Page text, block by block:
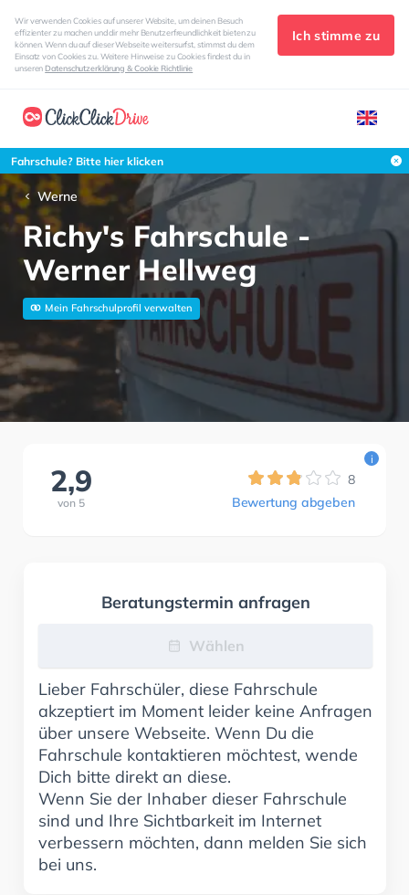
Wir verwenden Cookies auf unserer Website, um deinen Besuch
effizienter zu machen und dir mehr Benutzerfreundlichkeit bieten zu
können. Wenn du auf dieser Webseite weitersurfst, stimmst du dem
Einsatz von Cookies zu. Weitere Hinweise zu Cookies findest du in
unserenDatenschutzerklärung & Cookie Richtlinie
Ich stimme zu
Fahrschule? Bitte hier klicken
Werne
Richy's Fahrschule -
Werner Hellweg
Mein Fahrschulprofil verwalten
2,9
von 5
8
Bewertung abgeben
i
Beratungstermin anfragen
Wählen
Lieber Fahrschüler, diese Fahrschule
akzeptiert im Moment leider keine Anfragen
über unsere Webseite. Wenn Du die
Fahrschule kontaktieren möchtest, wende
Dich bitte direkt an diese.
Wenn Sie der Inhaber dieser Fahrschule
sind und Ihre Sichtbarkeit im Internet
verbessern möchten, dann melden Sie sich
bei uns.